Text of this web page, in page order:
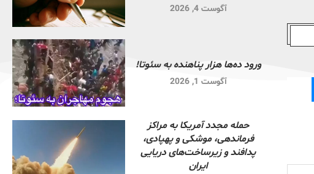
آگوست 4, 2026
ورود ده‌ها هزار پناهنده به سئوتا!
آگوست 1, 2026
حمله مجدد آمریکا به مراکز
فرماندهی، موشکی و پهپادی،
پدافند و زیرساخت‌های دریایی
ایران